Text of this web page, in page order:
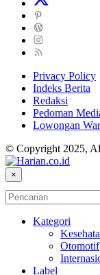
Privacy Policy
Indeks Berita
Redaksi
Pedoman
Lowongan
© Copyright 2025,
×
Kategori
Otomotif
Label